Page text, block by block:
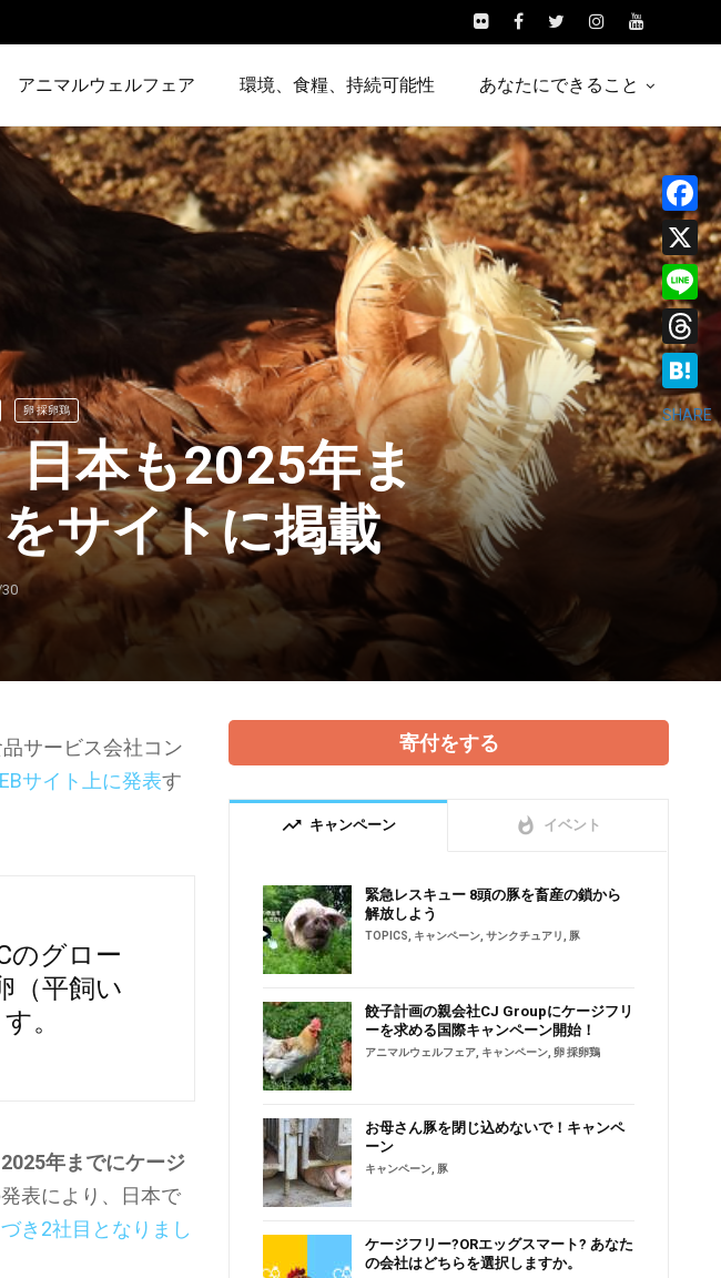
アニマルウェルフェア 環境、食糧、持続可能性 あなたにできること
卵 採卵鶏
日本も2025年ま
サイトに掲載
サービス会社コン
サイト上に発表す
のグロー
（平飼い
。
2025年までにケージ
表により、日本で
き2社目となりまし
寄付をする
trending_up キャンペーン whatshot イベント
緊急レスキュー 8頭の豚を畜産の鎖から
解放しよう
TOPICS キャンペーン ,サンクチュアリ 豚
餃子計画の親会社CJ Groupにケージフリ
ーを求める国際キャンペーン開始！
アニマルウェルフェア キャンペーン 卵 採卵鶏
お母さん豚を閉じ込めないで！キャンペ
ーン
キャンペーン 豚
ケージフリー?ORエッグスマート? あなた
の会社はどちらを選択しますか。
X
Line
Threads
Hatena
SHARE